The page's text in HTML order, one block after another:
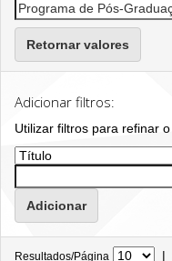
Retornar valores
Adicionar filtros:
Utilizar filtros para refinar
Resultados/Página |